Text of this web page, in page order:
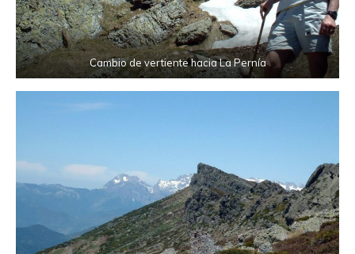
Cambio de vertiente hacia La Pernía